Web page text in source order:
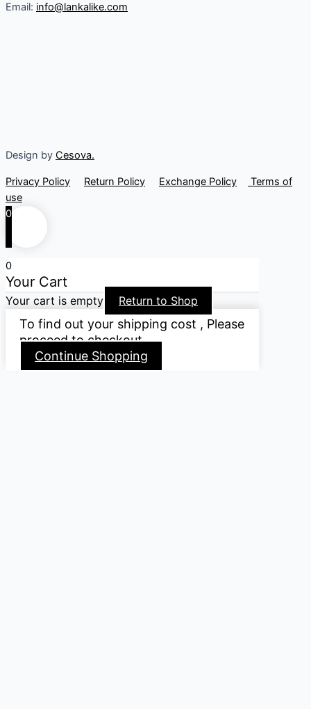
Email: info@lankalike.com
Design by Cesova.
Privacy Policy Return Policy Exchange Policy
Terms of
use
0
0
Your Cart
Your cart is empty Return to Shop
To find out your shipping cost , Please
proceed to checkout.
Continue Shopping